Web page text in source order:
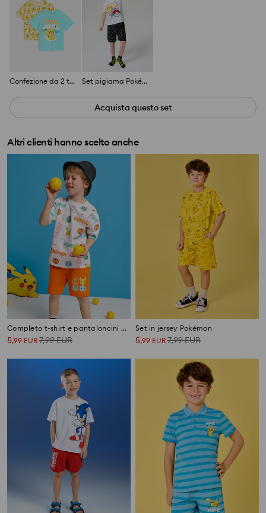
Confezione da 2 t-shirt Pokémon Set pigiama Pokémon
Acquista questo set
Altri clienti hanno scelto anche
Completo t-shirt e pantaloncini Pokémon
5,99 EUR7,99EUR
Set in jersey Pokémon
5,99 EUR7,99EUR